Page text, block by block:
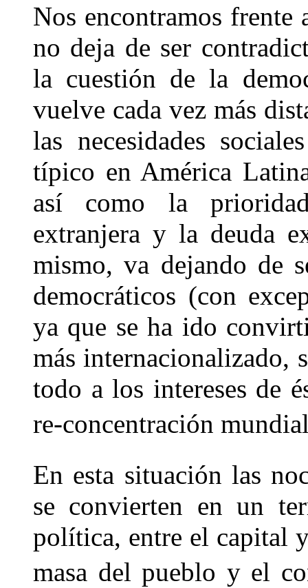
Nos encontramos
no deja de ser
la cuestión de la
vuelve cada vez más
las necesidades
típico en América
así como la
extranjera y la deuda
mismo, va dejando de
democráticos (con
ya que se ha ido
más internacionalizado,
todo a los intereses de
re-concentración
En esta situación las
se convierten en un
política, entre el capital
masa del pueblo y el